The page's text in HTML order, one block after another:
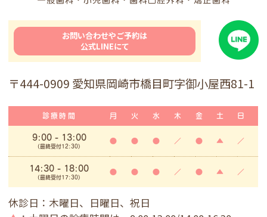
お問い合わせやご予約は
公式LINEにて
〒444-0909 愛知県岡崎市橋目町字御小屋西81-1
診療時間 月 火 水 木 金 土 日
9:00- 13:00
(最終受付12:30)
● ● ● ／ ● ▲ ／
14:30 - 18:00
(最終受付17:30)
● ● ● ／ ● ▲ ／
休診日：木曜日、日曜日、祝日